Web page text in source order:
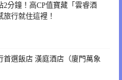
2分鐘！高CP值寶藏「雲睿酒
行就住這裡！
首選飯店 漢庭酒店（廈門萬象